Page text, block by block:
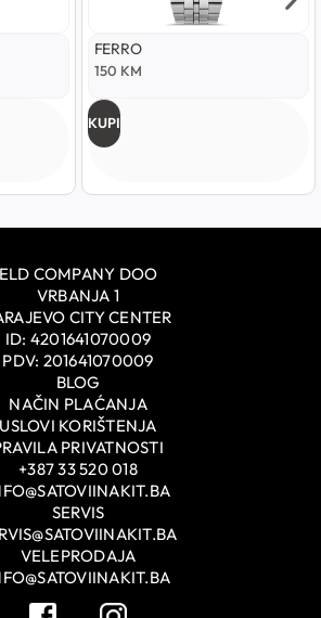
FERRO
150 KM
KUPI
ELD COMPANY DOO
VRBANJA 1
CITY CENTER
ID: 4201641070009
PDV: 201641070009
BLOG
NAČIN PLAĆANJA
USLOVI KORIŠTENJA
PRIVATNOSTI
+387 33 520 018
SERVIS
VELEPRODAJA